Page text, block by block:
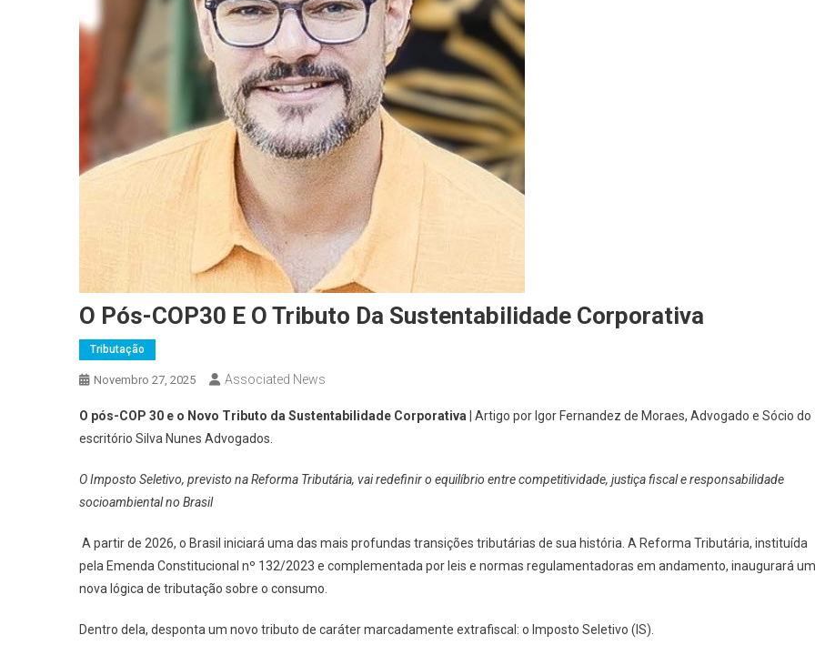
O Pós-COP30 E O Tributo Da Sustentabilidade Corporativa
Tributação
Novembro 27, 2025 Associated News
O pós-COP 30 e o Novo Tributo da Sustentabilidade Corporativa | Artigo por Igor Fernandez de Moraes, Advogado e Sócio do
escritório Silva Nunes Advogados.
O Imposto Seletivo, previsto na Reforma Tributária, vai redefinir o equilíbrio entre competitividade, justiça fiscal e responsabilidade
socioambiental no Brasil
A partir de 2026, o Brasil iniciará uma das mais profundas transições tributárias de sua história. A Reforma Tributária, instituída
pela Emenda Constitucional nº 132/2023 e complementada por leis e normas regulamentadoras em andamento, inaugurará
nova lógica de tributação sobre o consumo.
Dentro dela, desponta um novo tributo de caráter marcadamente extrafiscal: o Imposto Seletivo (IS).